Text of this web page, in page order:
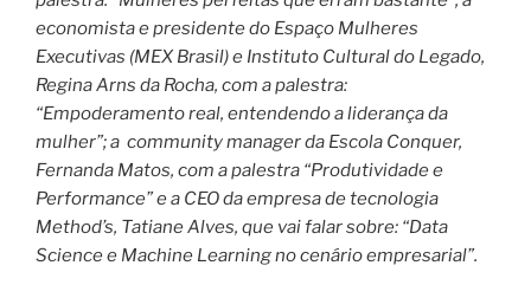
economista e presidente do Espaço Mulheres
Executivas (MEX Brasil) e Instituto Cultural do Legado,
Regina Arns da Rocha, com a palestra:
“Empoderamento real, entendendo a liderança da
mulher”; a community manager da Escola Conquer,
Fernanda Matos, com a palestra “Produtividade e
Performance” e a CEO da empresa de tecnologia
Method’s, Tatiane Alves, que vai falar sobre: “Data
Science e Machine Learning no cenário empresarial”.